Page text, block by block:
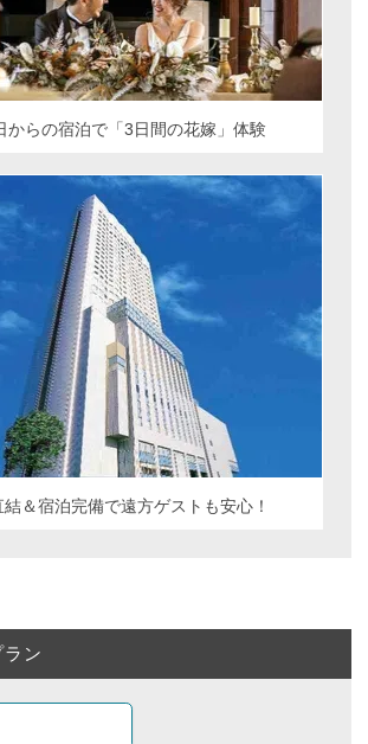
からの宿泊で「3日間の花嫁」体験
結＆宿泊完備で遠方ゲストも安心！
ン